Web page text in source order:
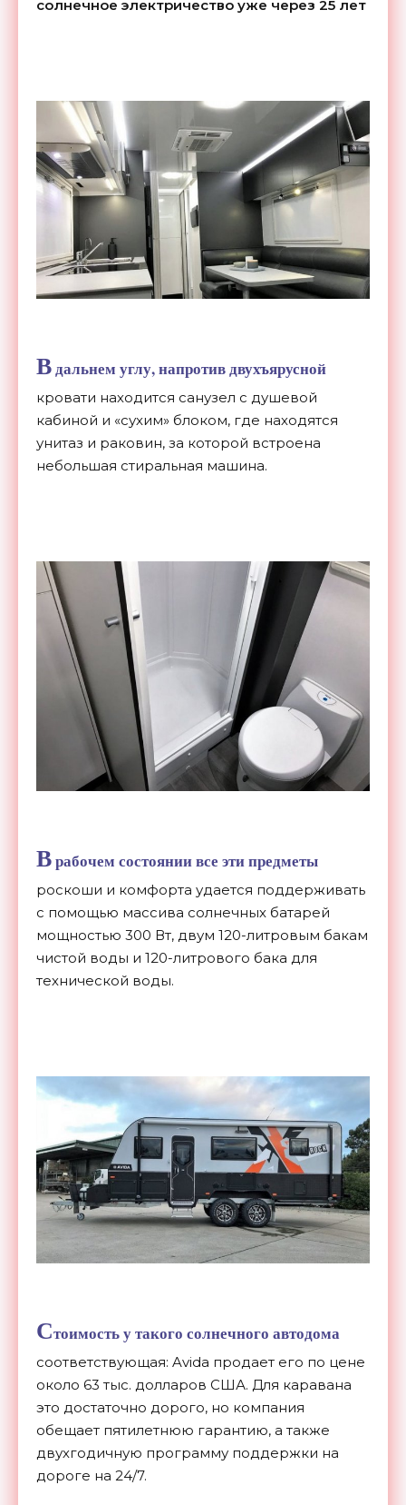
солнечное электричество уже через 25 лет
Вдальнем углу, напротив двухъярусной
кровати находится санузел с душевой
кабиной и «сухим» блоком, где находятся
унитаз и раковин, за которой встроена
небольшая стиральная машина.
Врабочем состоянии все эти предметы
роскоши и комфорта удается поддерживать
с помощью массива солнечных батарей
мощностью 300 Вт, двум 120-литровым бакам
чистой воды и 120-литрового бака для
технической воды.
Стоимость у такого солнечного автодома
соответствующая: Avida продает его по цене
около 63 тыс. долларов США. Для каравана
это достаточно дорого, но компания
обещает пятилетнюю гарантию, а также
двухгодичную программу поддержки на
дороге на 24/7.